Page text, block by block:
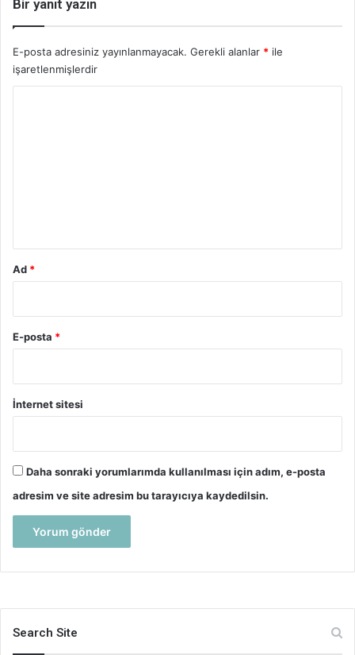
Bir yanıt yazın
E-posta adresiniz yayınlanmayacak. Gerekli alanlar * ile
işaretlenmişlerdir
Ad *
E-posta *
İnternet sitesi
Daha sonraki yorumlarımda kullanılması için adım, e-posta
adresim ve site adresim bu tarayıcıya kaydedilsin.
Search Site